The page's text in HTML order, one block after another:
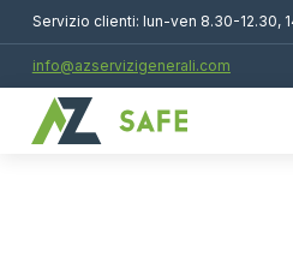
Servizio clienti: lun-ven 8.30-12.30,
info@azservizigenerali.com